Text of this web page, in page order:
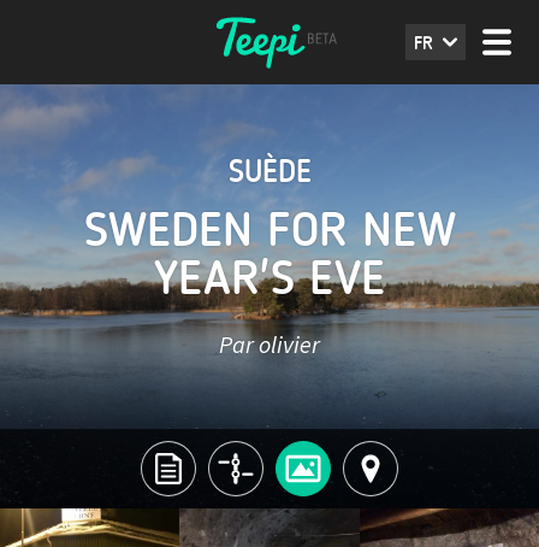
FR
SUÈDE
SWEDEN FOR NEW
YEAR'S EVE
Par olivier